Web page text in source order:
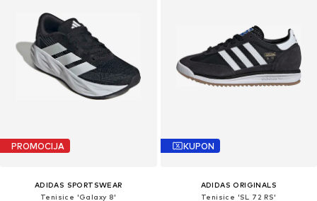
PROMOCIJA
ADIDAS SPORTSWEAR
Tenisice 'Galaxy 8'
KUPON
ADIDAS ORIGINALS
Tenisice 'SL 72 RS'